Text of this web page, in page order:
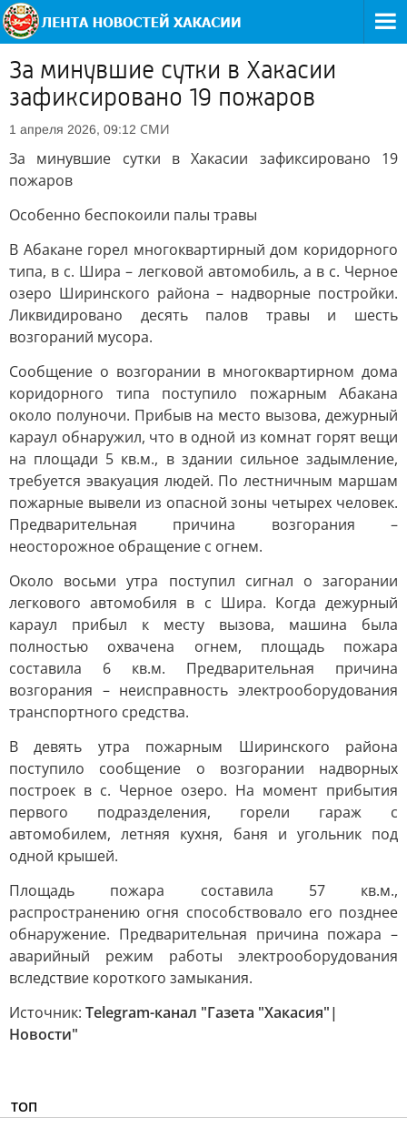
За минувшие сутки в Хакасии
зафиксировано 19 пожаров
1 апреля 2026, 09:12 СМИ
За минувшие сутки в Хакасии зафиксировано 19
пожаров
Особенно беспокоили палы травы
В Абакане горел многоквартирный дом коридорного
типа, в с. Шира – легковой автомобиль, а в с. Черное
озеро Ширинского района – надворные постройки.
Ликвидировано десять палов травы и шесть
возгораний мусора.
Сообщение о возгорании в многоквартирном дома
коридорного типа поступило пожарным Абакана
около полуночи. Прибыв на место вызова, дежурный
караул обнаружил, что в одной из комнат горят вещи
на площади 5 кв.м., в здании сильное задымление,
требуется эвакуация людей. По лестничным маршам
пожарные вывели из опасной зоны четырех человек.
Предварительная причина возгорания –
неосторожное обращение с огнем.
Около восьми утра поступил сигнал о загорании
легкового автомобиля в с Шира. Когда дежурный
караул прибыл к месту вызова, машина была
полностью охвачена огнем, площадь пожара
составила 6 кв.м. Предварительная причина
возгорания – неисправность электрооборудования
транспортного средства.
В девять утра пожарным Ширинского района
поступило сообщение о возгорании надворных
построек в с. Черное озеро. На момент прибытия
первого подразделения, горели гараж с
автомобилем, летняя кухня, баня и угольник под
одной крышей.
Площадь пожара составила 57 кв.м.,
распространению огня способствовало его позднее
обнаружение. Предварительная причина пожара –
аварийный режим работы электрооборудования
вследствие короткого замыкания.
Источник: Telegram-канал "Газета "Хакасия"|
Новости"
ТОП